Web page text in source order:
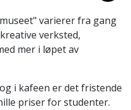
varierer fra gang
verksted,
mer i løpet av
i kafeen er det fristende
priser for studenter.